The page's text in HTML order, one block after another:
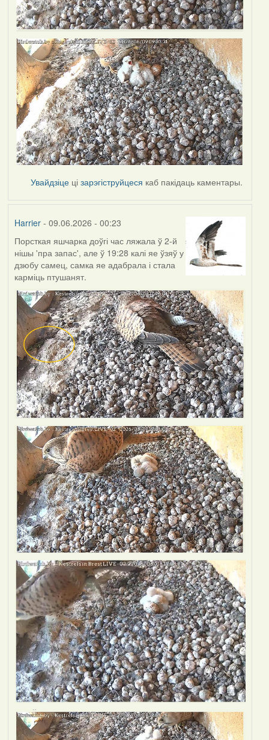
Увайдзіце цізарэгіструйцеся каб пакідаць каментары.
Harrier- 09.06.2026 - 00:23
Порсткая яшчарка доўгі час ляжала ў 2-й
нішы 'пра запас', але ў 19:28 калі яе ўзяў у
дзюбу самец, самка яе адабрала і стала
карміць птушанят.